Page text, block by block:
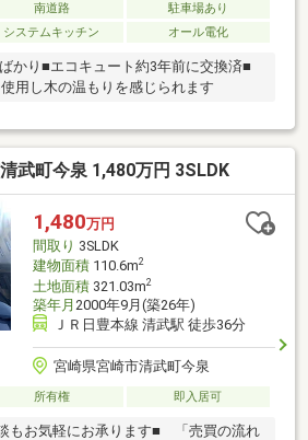
南道路
駐車場あり
システムキッチン オール電化
かり■エコキュート約3年前に交換済■
用し木の温もりを感じられます
武町今泉 1,480万円 3SLDK
1,480万円
間取り 3SLDK
建物面積110.6m2
土地面積321.03m2
築年月 2000年9月(築26年)
ＪＲ日豊本線 清武駅 徒歩36分
宮崎県宮崎市清武町今泉
所有権 即入居可
もお気軽にお承ります■ 「売買の流れ